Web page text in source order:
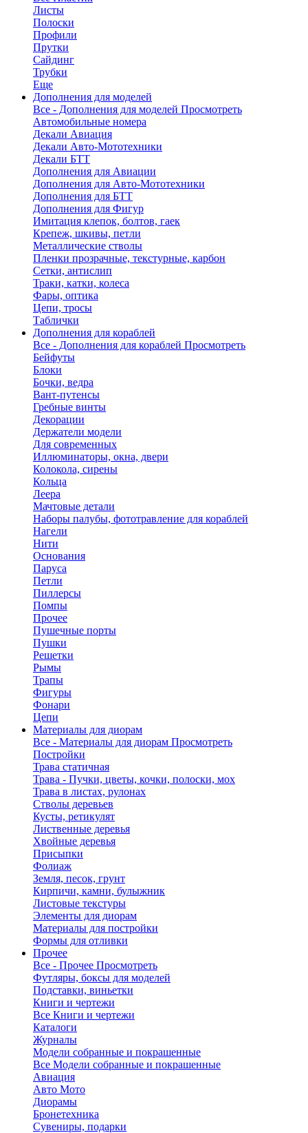
Листы
Полоски
Профили
Прутки
Сайдинг
Трубки
Еще
Дополнения для моделей
Все - Дополнения для моделей Просмотреть
Автомобильные номера
Декали Авиация
Декали Авто-Мототехники
Декали БТТ
Дополнения для Авиации
Дополнения для Авто-Мототехники
Дополнения для БТТ
Дополнения для Фигур
Имитация клепок, болтов, гаек
Крепеж, шкивы, петли
Металлические стволы
Пленки прозрачные, текстурные, карбон
Сетки, антислип
Траки, катки, колеса
Фары, оптика
Цепи, тросы
Таблички
Дополнения для кораблей
Все - Дополнения для кораблей Просмотреть
Бейфуты
Блоки
Бочки, ведра
Вант-путенсы
Гребные винты
Декорации
Держатели модели
Для современных
Иллюминаторы, окна, двери
Колокола, сирены
Кольца
Леера
Мачтовые детали
Наборы палубы, фототравление для кораблей
Нагели
Нити
Основания
Паруса
Петли
Пиллерсы
Помпы
Прочее
Пушечные порты
Пушки
Решетки
Рымы
Трапы
Фигуры
Фонари
Цепи
Материалы для диорам
Все - Материалы для диорам Просмотреть
Постройки
Трава статичная
Трава - Пучки, цветы, кочки, полоски, мох
Трава в листах, рулонах
Стволы деревьев
Кусты, ретикулят
Лиственные деревья
Хвойные деревья
Присыпки
Фолиаж
Земля, песок, грунт
Кирпичи, камни, булыжник
Листовые текстуры
Элементы для диорам
Материалы для постройки
Формы для отливки
Прочее
Все - Прочее Просмотреть
Футляры, боксы для моделей
Подставки, виньетки
Книги и чертежи
Все Книги и чертежи
Каталоги
Журналы
Модели собранные и покрашенные
Все Модели собранные и покрашенные
Авиация
Авто Мото
Диорамы
Бронетехника
Сувениры, подарки